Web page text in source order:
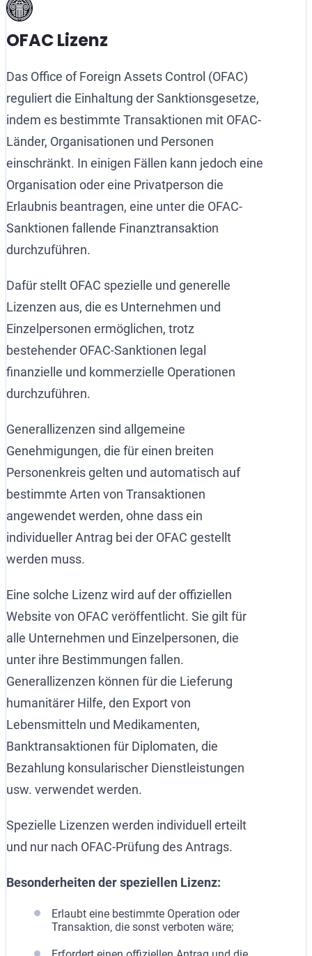
OFAC Lizenz
Das Office of Foreign Assets Control (OFAC)
reguliert die Einhaltung der Sanktionsgesetze,
indem es bestimmte Transaktionen mit OFAC-
Länder, Organisationen und Personen
einschränkt. In einigen Fällen kann jedoch eine
Organisation oder eine Privatperson die
Erlaubnis beantragen, eine unter die OFAC-
Sanktionen fallende Finanztransaktion
durchzuführen.
Dafür stellt OFAC spezielle und generelle
Lizenzen aus, die es Unternehmen und
Einzelpersonen ermöglichen, trotz
bestehender OFAC-Sanktionen legal
finanzielle und kommerzielle Operationen
durchzuführen.
Generallizenzen sind allgemeine
Genehmigungen, die für einen breiten
Personenkreis gelten und automatisch auf
bestimmte Arten von Transaktionen
angewendet werden, ohne dass ein
individueller Antrag bei der OFAC gestellt
werden muss.
Eine solche Lizenz wird auf der offiziellen
Website von OFAC veröffentlicht. Sie gilt für
alle Unternehmen und Einzelpersonen, die
unter ihre Bestimmungen fallen.
Generallizenzen können für die Lieferung
humanitärer Hilfe, den Export von
Lebensmitteln und Medikamenten,
Banktransaktionen für Diplomaten, die
Bezahlung konsularischer Dienstleistungen
usw. verwendet werden.
Spezielle Lizenzen werden individuell erteilt
und nur nach OFAC-Prüfung des Antrags.
Besonderheiten der speziellen Lizenz:
Erlaubt eine bestimmte Operation oder
Transaktion, die sonst verboten wäre;